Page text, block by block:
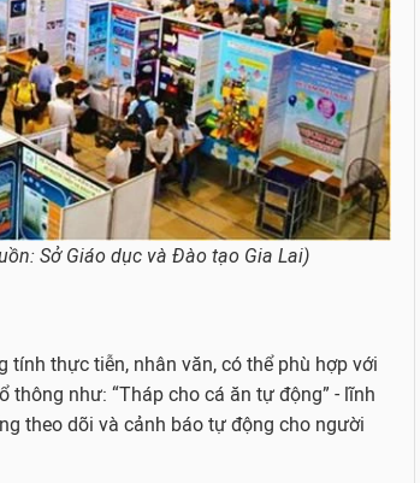
Sở Giáo dục và Đào tạo Gia Lai)
thực tiễn, nhân văn, có thể phù hợp với
như: “Tháp cho cá ăn tự động” - lĩnh
theo dõi và cảnh báo tự động cho người